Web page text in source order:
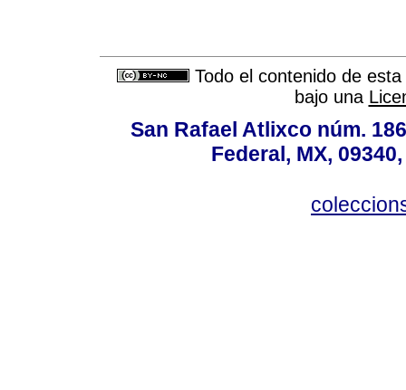
Todo el contenido de
bajo una
San Rafael Atlixco núm.
Federal, MX,